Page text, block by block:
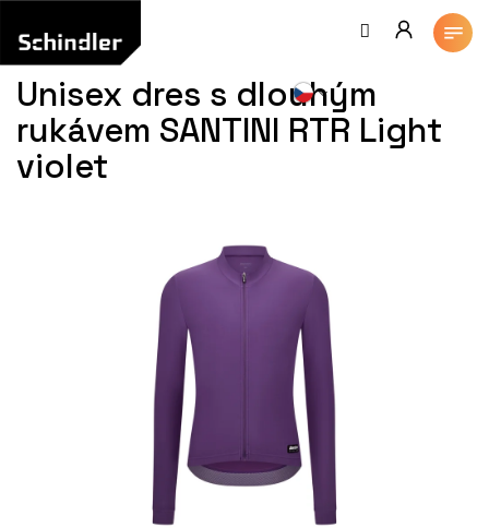
obsah
Unisex dres s dlouhým
rukávem SANTINI RTR Light
violet